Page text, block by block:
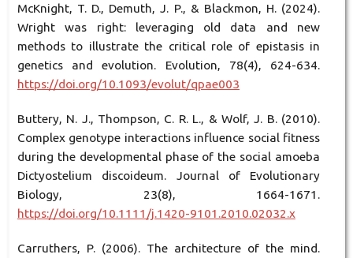
McKnight, T. D., Demuth, J. P., & Blackmon, H. (2024).
Wright was right: leveraging old data and new
methods to illustrate the critical role of epistasis in
genetics and evolution. Evolution, 78(4), 624-634.
https://doi.org/10.1093/evolut/qpae003
Buttery, N. J., Thompson, C. R. L., & Wolf, J. B. (2010).
Complex genotype interactions influence social fitness
during the developmental phase of the social amoeba
Dictyostelium discoideum. Journal of Evolutionary
Biology, 23(8), 1664-1671.
https://doi.org/10.1111/j.1420-9101.2010.02032.x
Carruthers, P. (2006). The architecture of the mind.